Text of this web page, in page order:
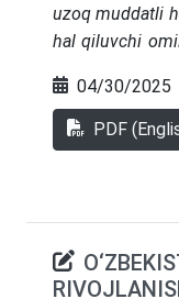
uzoq muddatli
hal qiluvchi
ijtimoiy
maksimal
amaliy
barqarorlikka
04/30/2025
PDF